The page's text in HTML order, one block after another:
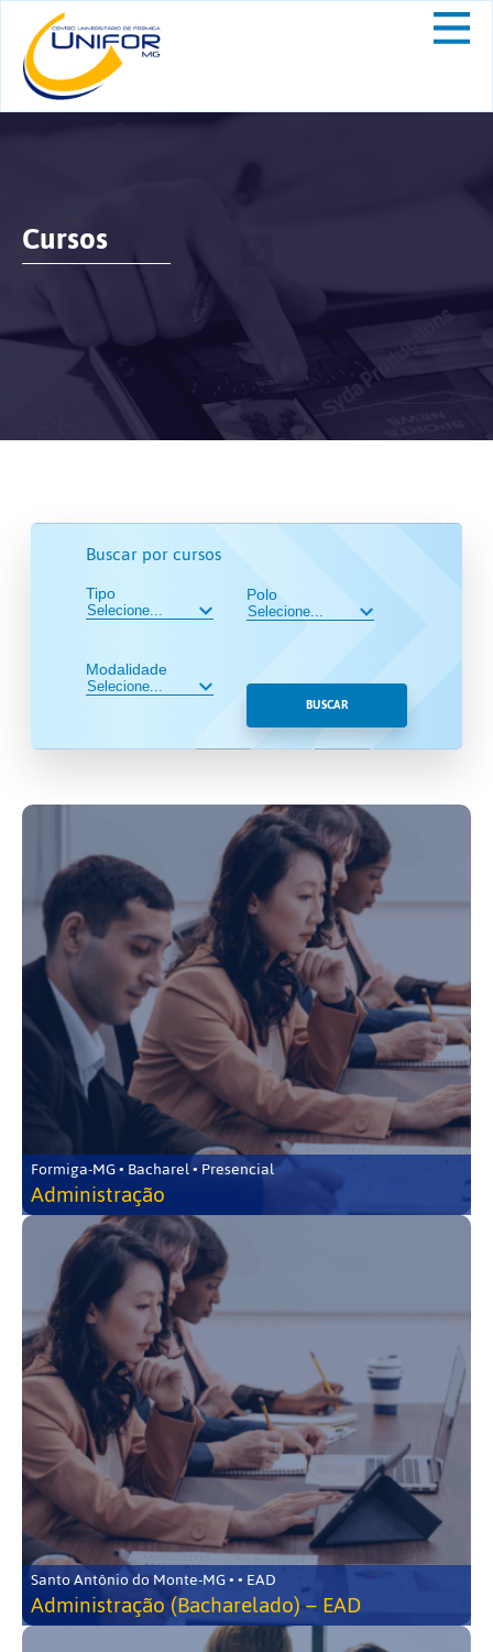
Cursos
Buscar por cursos
Tipo
Modalidade
Polo
BUSCAR
Formiga-MG • Bacharel • Presencial
Administração
Santo Antônio do Monte-MG • • EAD
Administração (Bacharelado) – EAD